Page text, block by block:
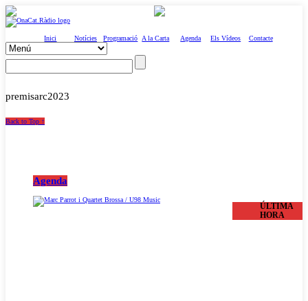
Inici Notícies Programació A la Carta Agenda Els Vídeos Contacte
premisarc2023
Back to Top ↑
Agenda
ÚLTIMA
HORA